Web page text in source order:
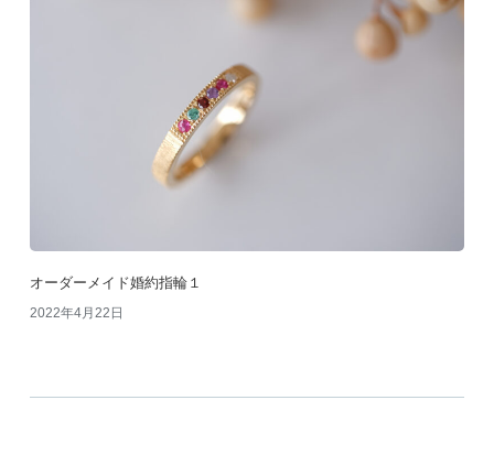
オーダーメイド婚約指輪１
2022年4月22日